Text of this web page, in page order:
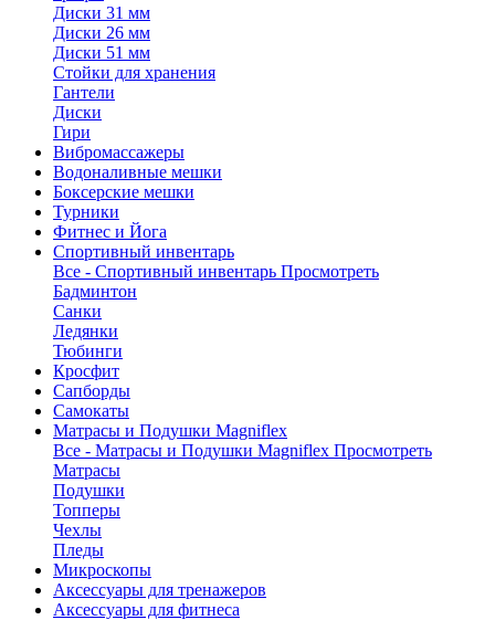
Диски 31 мм
Диски 26 мм
Диски 51 мм
Стойки для хранения
Гантели
Диски
Гири
Вибромассажеры
Водоналивные мешки
Боксерские мешки
Турники
Фитнес и Йога
Спортивный инвентарь
Все - Спортивный инвентарь Просмотреть
Бадминтон
Санки
Ледянки
Тюбинги
Кросфит
Сапборды
Самокаты
Матрасы и Подушки Magniflex
Все - Матрасы и Подушки Magniflex Просмотреть
Матрасы
Подушки
Топперы
Чехлы
Пледы
Микроскопы
Аксессуары для тренажеров
Аксессуары для фитнеса